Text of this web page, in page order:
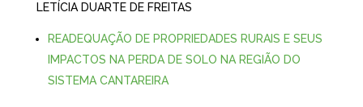
LETÍCIA DUARTE DE FREITAS
READEQUAÇÃO DE PROPRIEDADES RURAIS E SEUS
IMPACTOS NA PERDA DE SOLO NA REGI ÃO DO
SISTEMA CANTAREIRA